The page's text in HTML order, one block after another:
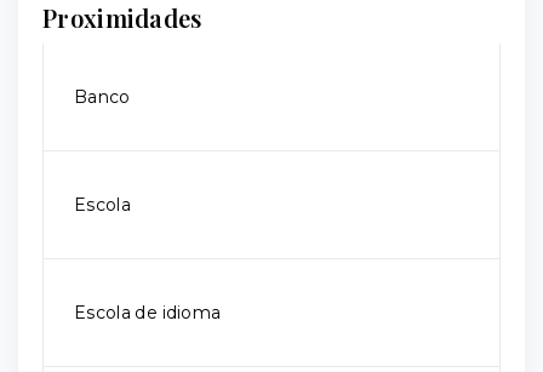
Proximidades
Banco
Escola
Escola de idioma